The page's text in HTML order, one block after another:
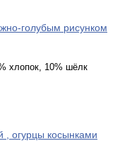
голубым рисунком
хлопок, 10% шёлк
, огурцы косынками